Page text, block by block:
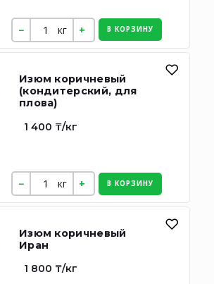
кг В КОРЗИНУ
Изюм коричневый
(кондитерский, для
плова)
1 400 ₸/кг
кг В КОРЗИНУ
Изюм коричневый
Иран
1 800 ₸/кг